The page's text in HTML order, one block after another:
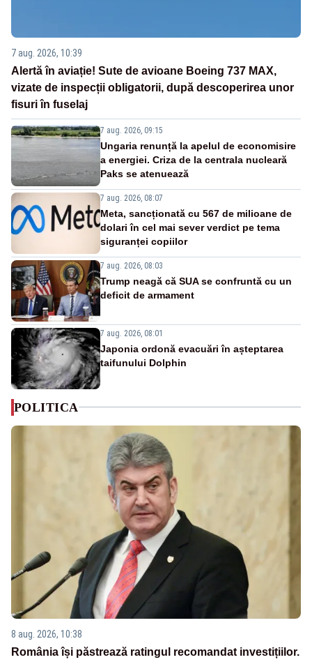
7 aug. 2026, 10:39
Alertă în aviație! Sute de avioane Boeing 737 MAX,
vizate de inspecții obligatorii, după descoperirea unor
fisuri în fuselaj
7 aug. 2026, 09:15
Ungaria renunță la apelul de economisire
a energiei. Criza de la centrala nucleară
Paks se atenuează
7 aug. 2026, 08:07
Meta, sancționată cu 567 de milioane de
dolari în cel mai sever verdict pe tema
siguranței copiilor
7 aug. 2026, 08:03
Trump neagă că SUA se confruntă cu un
deficit de armament
7 aug. 2026, 08:01
Japonia ordonă evacuări în așteptarea
taifunului Dolphin
POLITICA
8 aug. 2026, 10:38
România își păstrează ratingul recomandat investițiilor.